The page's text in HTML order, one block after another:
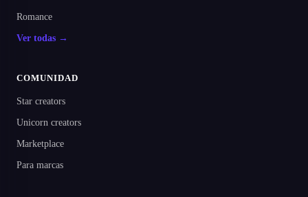
Romance
Ver todas →
COMUNIDAD
Star creators
Unicorn creators
Marketplace
Para marcas